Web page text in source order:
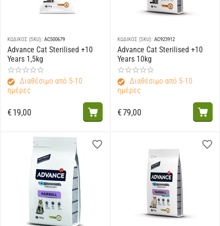
ΚΩΔΙΚΟΣ (SKU): AC500679
Advance Cat Sterilised +10
Years 1,5kg
Διαθέσιμο από 5-10
ημέρες
€19,00
ΚΩΔΙΚΟΣ (SKU): AC923912
Advance Cat Sterilised +10
Years 10kg
Διαθέσιμο από 5-10
ημέρες
€79,00